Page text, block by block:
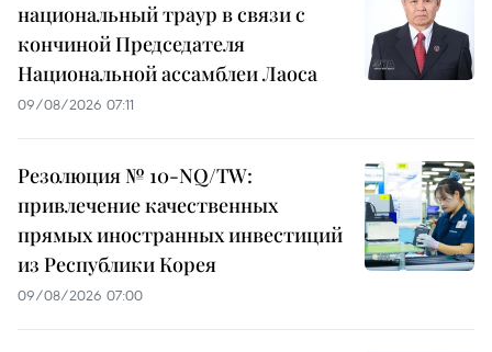
национальный траур в связи с
кончиной Председателя
Национальной ассамблеи Лаоса
09/08/2026 07:11
Резолюция № 10-NQ/TW:
привлечение качественных
прямых иностранных инвестиций
из Республики Корея
09/08/2026 07:00